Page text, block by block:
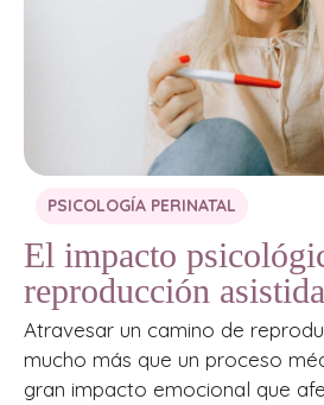
PSICOLOGÍA PERINATAL
El impacto
reproducción asistida
Atravesar un camino de
mucho más que un proceso
gran impacto emocional que